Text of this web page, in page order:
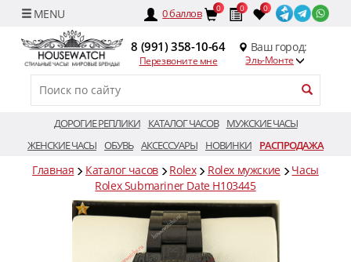
0баллов 0 0 0
8 (991) 358-10-64
Перезвоните мне
Ваш город:
Эль-Монте
ДОРОГИЕ РЕПЛИКИ КАТАЛОГ ЧАСОВ
МУЖСКИЕ ЧАСЫ
ЖЕНСКИЕ ЧАСЫ ОБУВЬ АКСЕССУАРЫ НОВИНКИ РАСПРОДАЖА
Главная Каталог часов Rolex Rolex мужские
Часы
Rolex Submariner Date H103445